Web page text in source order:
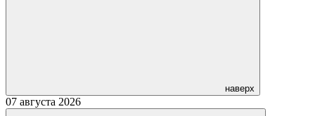
наверх
07 августа 2026